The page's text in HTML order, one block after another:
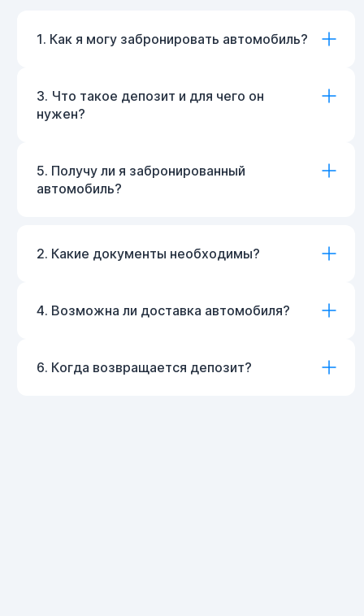
1. Как я могу забронировать автомобиль?
3. Что такое депозит и для чего он
нужен?
5. Получу ли я забронированный
автомобиль?
2. Какие документы необходимы?
4. Возможна ли доставка автомобиля?
6. Когда возвращается депозит?